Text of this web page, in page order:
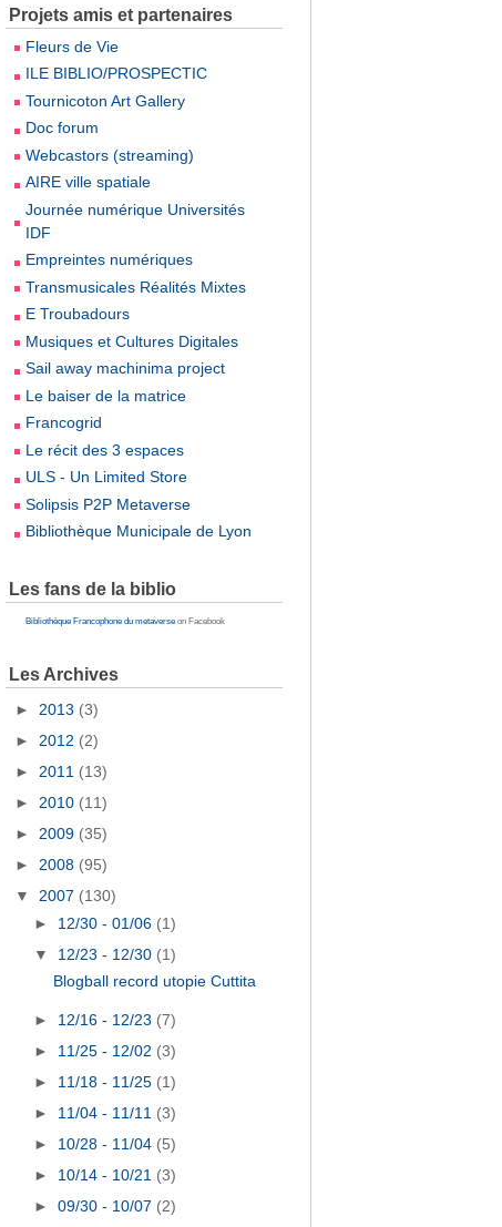
Projets amis et partenaires
Fleurs de Vie
ILE BIBLIO/PROSPECTIC
Tournicoton Art Gallery
Doc forum
Webcastors (streaming)
AIRE ville spatiale
Journée numérique Universités
IDF
Empreintes numériques
Transmusicales Réalités Mixtes
E Troubadours
Musiques et Cultures Digitales
Sail away machinima project
Le baiser de la matrice
Francogrid
Le récit des 3 espaces
ULS - Un Limited Store
Solipsis P2P Metaverse
Bibliothèque Municipale de Lyon
Les fans de la biblio
Bibliothèque Francophone du metaverse on Facebook
Les Archives
► 2013 (3)
► 2012 (2)
► 2011 (13)
► 2010 (11)
► 2009 (35)
► 2008 (95)
▼ 2007 (130)
► 12/30 - 01/06 (1)
▼ 12/23 - 12/30 (1)
Blogball record utopie Cuttita
► 12/16 - 12/23 (7)
► 11/25 - 12/02 (3)
► 11/18 - 11/25 (1)
► 11/04 - 11/11 (3)
► 10/28 - 11/04 (5)
► 10/14 - 10/21 (3)
► 09/30 - 10/07 (2)